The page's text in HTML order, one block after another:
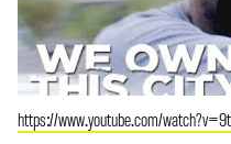
https://www.youtube.com/